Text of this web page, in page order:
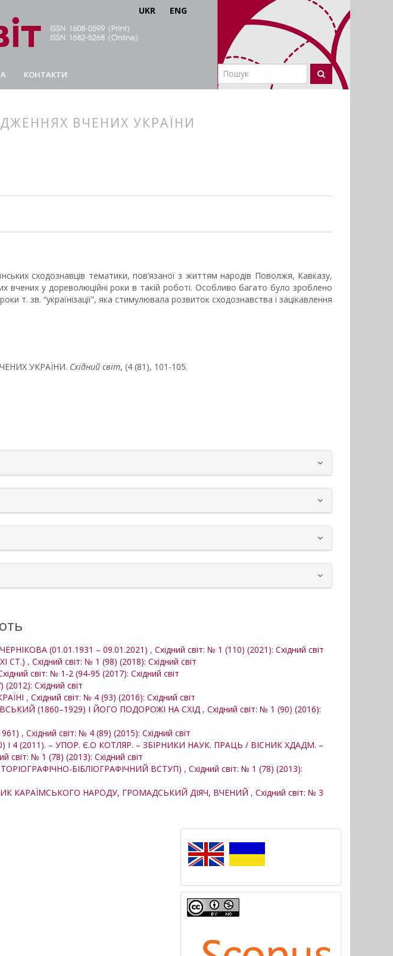
UKR ENG
КОНТАКТИ
ВЧЕНИХ УКРАЇНИ
сходознавців тематики, пов’язаної з життям народів Поволжя, Кавказу,
вчених у дореволюційні роки в такій роботі. Особливо багато було зроблено
т. зв. “українізації”, яка стимулювала розвиток сходознавства і зацікавлення
УКРАЇНИ. Східний світ, (4 (81), 101-105.
(01.01.1931 – 09.01.2021) , Східний світ: № 1 (110) (2021): Східний світ
СТ.) , Східний світ: № 1 (98) (2018): Східний світ
світ: № 1-2 (94-95 (2017): Східний світ
Східний світ
, Східний світ: № 4 (93) (2016): Східний світ
(1860–1929) І ЙОГО ПОДОРОЖІ НА СХІД , Східний світ: № 1 (90) (2016):
, Східний світ: № 4 (89) (2015): Східний світ
4 (2011). – УПОР. Є.О КОТЛЯР. – ЗБІРНИКИ НАУК. ПРАЦЬ / ВІСНИК ХДАДМ. –
світ: № 1 (78) (2013): Східний світ
БІБЛІОГРАФІЧНИЙ ВСТУП) , Східний світ: № 1 (78) (2013):
КАРАЇМСЬКОГО НАРОДУ, ГРОМАДСЬКИЙ ДІЯЧ, ВЧЕНИЙ , Східний світ: № 3